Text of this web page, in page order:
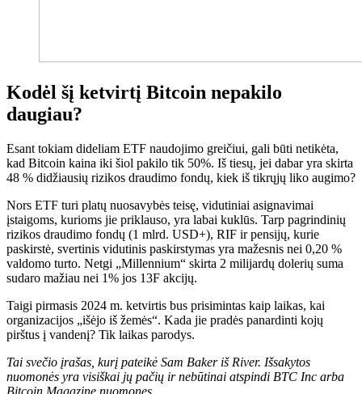
Kodėl šį ketvirtį Bitcoin nepakilo
daugiau?
Esant tokiam dideliam ETF naudojimo greičiui, gali būti netikėta,
kad Bitcoin kaina iki šiol pakilo tik 50%. Iš tiesų, jei dabar yra skirta
48 % didžiausių rizikos draudimo fondų, kiek iš tikrųjų liko augimo?
Nors ETF turi platų nuosavybės teisę, vidutiniai asignavimai
įstaigoms, kurioms jie priklauso, yra labai kuklūs. Tarp pagrindinių
rizikos draudimo fondų (1 mlrd. USD+), RIF ir pensijų, kurie
paskirstė, svertinis vidutinis paskirstymas yra mažesnis nei 0,20 %
valdomo turto. Netgi „Millennium“ skirta 2 milijardų dolerių suma
sudaro mažiau nei 1% jos 13F akcijų.
Taigi pirmasis 2024 m. ketvirtis bus prisimintas kaip laikas, kai
organizacijos „išėjo iš žemės“. Kada jie pradės panardinti kojų
pirštus į vandenį? Tik laikas parodys.
Tai svečio įrašas, kurį pateikė Sam Baker iš River. Išsakytos
nuomonės yra visiškai jų pačių ir nebūtinai atspindi BTC Inc arba